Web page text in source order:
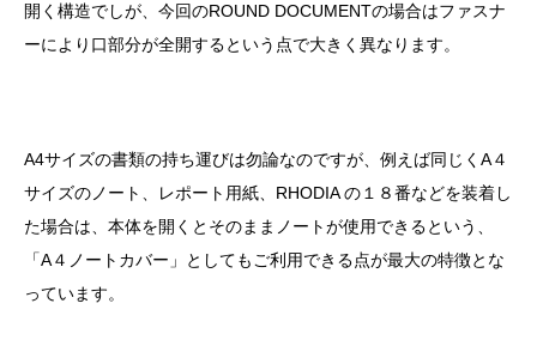
開く構造でしが、今回のROUND DOCUMENTの場合はファスナ
ーにより口部分が全開するという点で大きく異なります。
A4サイズの書類の持ち運びは勿論なのですが、例えば同じくA４
サイズのノート、レポート用紙、RHODIA の１８番などを装着し
た場合は、本体を開くとそのままノートが使用できるという、
「A４ノートカバー」としてもご利用できる点が最大の特徴とな
っています。